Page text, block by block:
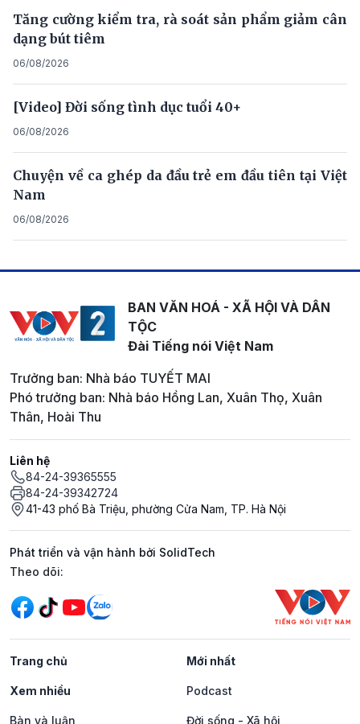
Tăng cường kiểm tra, rà soát sản phẩm giảm cân
dạng bút tiêm
06/08/2026
[Video] Đời sống tình dục tuổi 40+
06/08/2026
Chuyện về ca ghép da đầu trẻ em đầu tiên tại Việt
Nam
06/08/2026
BAN VĂN HOÁ - XÃ HỘI VÀ DÂN
TỘC
Đài Tiếng nói Việt Nam
Trưởng ban: Nhà báo TUYẾT MAI
Phó trưởng ban: Nhà báo Hồng Lan, Xuân Thọ, Xuân
Thân, Hoài Thu
Liên hệ
84-24-39365555
84-24-39342724
41-43 phố Bà Triệu, phường Cửa Nam, TP. Hà Nội
Phát triển và vận hành bởi SolidTech
Mạng xã hội
Theo dõi:
Trang chủ Mới nhất
Xem nhiều Podcast
Bàn và luận Đời sống - Xã hội